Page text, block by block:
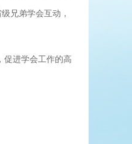
兄弟学会互动，
促进学会工作的高